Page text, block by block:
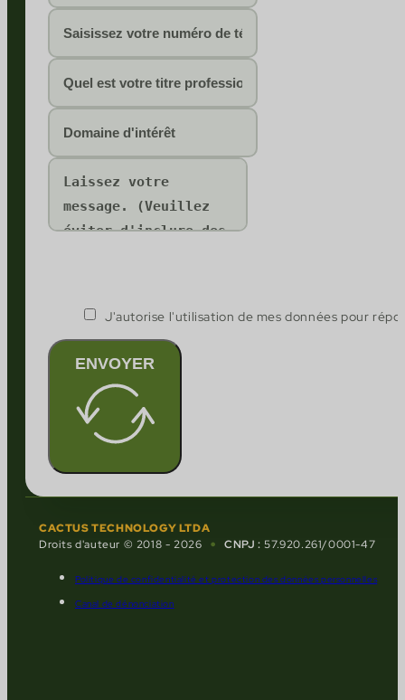
J'autorise l'utilisation de mes données pour
ENVOYER
CACTUS TECHNOLOGY LTDA
Droits d'auteur © 2018 - 2026
• CNPJ : 57.920.261/0001-47
Politique de confidentialité et protection des données personnelles
Canal de dénonciation